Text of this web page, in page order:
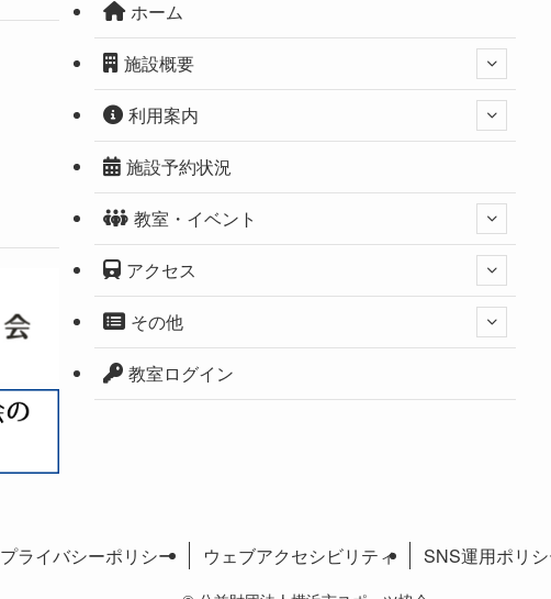
ホーム
施設概要
利用案内
施設予約状況
教室・イベント
アクセス
その他
教室ログイン
プライバシーポリシー ウェブアクセシビリティ SNS運用ポリ